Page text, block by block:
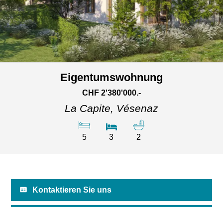
Eigentumswohnung
CHF 2'380'000.-
La Capite, Vésenaz
5 3 2
Kontaktieren Sie uns